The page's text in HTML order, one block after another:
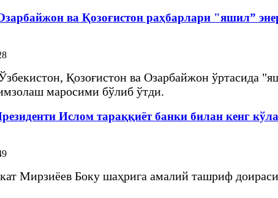
ва Қозоғистон раҳбарлари "яшил”
Қозоғистон ва Озарбайжон ўртасида
маросими бўлиб ўтди.
Ислом тараққиёт банки билан кенг
Мирзиёев Боку шаҳрига амалий ташриф